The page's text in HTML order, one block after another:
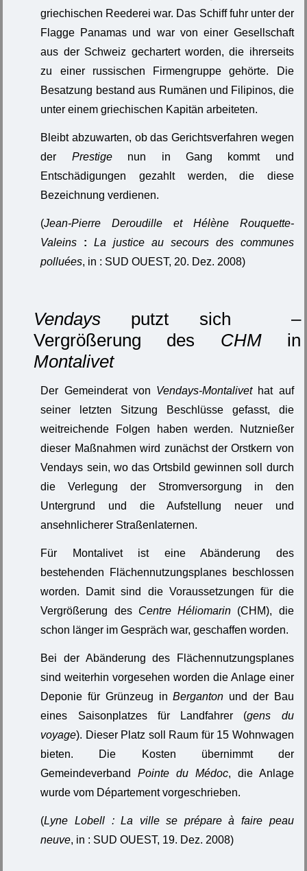
griechischen Reederei war. Das Schiff fuhr unter der
Flagge Panamas und war von einer Gesellschaft
aus der Schweiz gechartert worden, die ihrerseits
zu einer russischen Firmengruppe gehörte. Die
Besatzung bestand aus Rumänen und Filipinos, die
unter einem griechischen Kapitän arbeiteten.
Bleibt abzuwarten, ob das Gerichtsverfahren wegen
der Prestigenun in Gang kommt und
Entschädigungen gezahlt werden, die diese
Bezeichnung verdienen.
(Jean-Pierre Deroudille et Hélène Rouquette-
Valeins :
La justice au secours des communes
polluées, in : SUD OUEST, 20. Dez. 2008)
Vendays putzt sich –
Vergrößerung des CHMin
Montalivet
Der Gemeinderat von Vendays-Montalivethat auf
seiner letzten Sitzung Beschlüsse gefasst, die
weitreichende Folgen haben werden. Nutznießer
dieser Maßnahmen wird zunächst der Orstkern von
Vendays sein, wo das Ortsbild gewinnen soll durch
die Verlegung der Stromversorgung in den
Untergrund und die Aufstellung neuer und
ansehnlicherer Straßenlaternen.
Für Montalivet ist eine Abänderung des
bestehenden Flächennutzungsplanes beschlossen
worden. Damit sind die Voraussetzungen für die
Vergrößerung des Centre Héliomarin (CHM), die
schon länger im Gespräch war, geschaffen worden.
Bei der Abänderung des Flächennutzungsplanes
sind weiterhin vorgesehen worden die Anlage einer
Deponie für Grünzeug inBerganton und der Bau
eines Saisonplatzes für Landfahrer (gens du
voyage). Dieser Platz soll Raum für 15 Wohnwagen
bieten. Die Kosten übernimmt der
GemeindeverbandPointe du Médoc, die Anlage
wurde vom Département vorgeschrieben.
(Lyne Lobell : La ville se prépare à faire peau
neuve, in : SUD OUEST, 19. Dez. 2008)